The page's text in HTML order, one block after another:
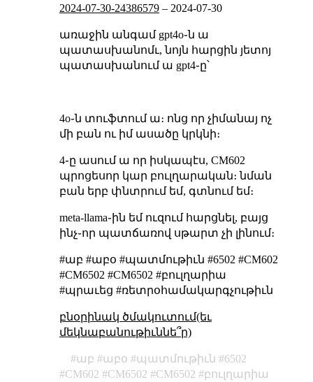
2024-07-30-24386579– 2024-07-30
առաջին անգամ gpt4o֊ն ա
պատասխանոմւ, նոյն հարցին յետոյ
պատասխանում ա gpt4֊ը՝
4o֊ն տուֆտում ա։ ոնց որ չիմանայ ոչ
մի բան ու իմ ասածը կրկնի։
4֊ը ասում ա որ իսկապէս, CM602
պրոցեսոր կար բուլղարական։ նման
բան երբ փնտրում եմ, գտնում եմ։
meta-llama֊ին եմ ուզում հարցնել, բայց
ինչ֊որ պատճառով սթարտ չի լինում։
#աբ #աբօ #պատմութիւն #6502 #CM602
#СМ6502 #CM6502 #բուլղարիա
#պրաւեց #ռետրօհամակարգչութիւն
բնօրինակ ծմակուտում(եւ
մեկնաբանութիւննե՞ր)
աբ աբօ պատմութիւն
6502
CM602
СМ6502 CM6502
բուլղարիա